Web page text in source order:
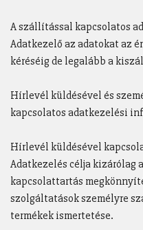
A szállítással kapcsolatos
Adatkezelő az adatokat az
kéréséig de legalább a
Hírlevél küldésével és
kapcsolatos adatkezelési
Hírlevél küldésével
Adatkezelés célja kizárólag
kapcsolattartás
szolgáltatások személyre
termékek ismertetése.